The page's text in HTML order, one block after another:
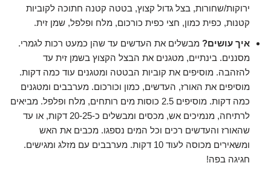
ירוקות/שחורות, בצל גדול קצוץ, בטטה קטנה חתוכה לקוביות
קטנות, כפית כמון, חצי כפית כורכום, מלח ופלפל, שמן זית.
איך עושים? מבשלים את העדשים עד שהן כמעט רכות לגמרי.
מסננים. בינתיים, מטגנים את הבצל הקצוץ בשמן זית עד
להזהבה. מוסיפים את קוביות הבטטה ומטגנים עוד כמה דקות.
מוסיפים את האורז, העדשים, כמון וכורכום. מערבבים ומטגנים
כמה דקות. מוסיפים 2.5 כוסות מים רותחים, מלח ופלפל. מביאים
לרתיחה, מנמיכים אש, מכסים ומבשלים כ-20-25 דקות, או עד
שהאורז והעדשים רכים וכל המים נספגו. מכבים את האש
ומשאירים מכוסה לעוד 10 דקות. מערבבים עם מזלג ומגישים.
חגיגה בפה!